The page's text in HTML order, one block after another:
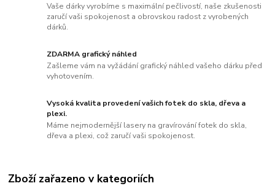
Vaše dárky vyrobíme s maximální pečlivostí, naše zkušenosti
zaručí vaši spokojenost a obrovskou radost z vyrobených
dárků.
ZDARMA grafický náhled
Zašleme vám na vyžádání grafický náhled vašeho dárku před
vyhotovením.
Vysoká kvalita provedení vašich fotek do skla, dřeva a
plexi.
Máme nejmodernější lasery na gravírování fotek do skla,
dřeva a plexi, což zaručí vaši spokojenost.
Zboží zařazeno v kategoriích